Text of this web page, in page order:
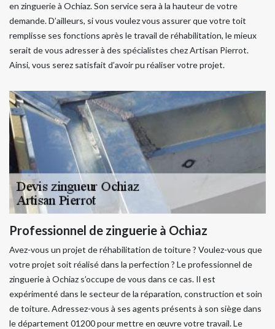
en zinguerie à Ochiaz. Son service sera à la hauteur de votre
demande. D’ailleurs, si vous voulez vous assurer que votre toit
remplisse ses fonctions après le travail de réhabilitation, le mieux
serait de vous adresser à des spécialistes chez Artisan Pierrot.
Ainsi, vous serez satisfait d’avoir pu réaliser votre projet.
Professionnel de zinguerie à Ochiaz
Avez-vous un projet de réhabilitation de toiture ? Voulez-vous que
votre projet soit réalisé dans la perfection ? Le professionnel de
zinguerie à Ochiaz s’occupe de vous dans ce cas. Il est
expérimenté dans le secteur de la réparation, construction et soin
de toiture. Adressez-vous à ses agents présents à son siège dans
le département 01200 pour mettre en œuvre votre travail. Le